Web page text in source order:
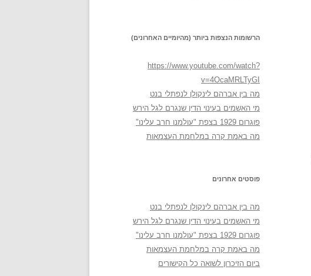
הרשומות הנצפות ביותר (מהיומיים האחרונים)
https://www.youtube.com/watch?
v=4OcaMRLTyGI
מה בין אברהם לינקולן לנפתלי בנט
מי האשמים בעינוי הדין שנגרם לגל הירש
פוגרום 1929 בצפת "עולמנו חרב עלינו"
מה באמת קרה במלחמת העצמאות
פוסטים אחרונים
מה בין אברהם לינקולן לנפתלי בנט
מי האשמים בעינוי הדין שנגרם לגל הירש
פוגרום 1929 בצפת "עולמנו חרב עלינו"
מה באמת קרה במלחמת העצמאות
ביום הזיכרון לשואה כל הקישורים